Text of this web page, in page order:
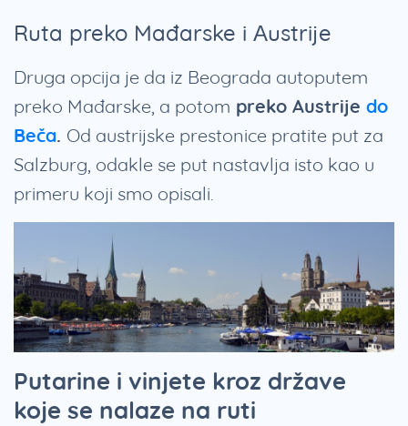
Ruta preko Mađarske i Austrije
Druga opcija je da iz Beograda autoputem
preko Mađarske, a potom preko Austrije do
Beča. Od austrijske prestonice pratite put za
Salzburg, odakle se put nastavlja isto kao u
primeru koji smo opisali.
Putarine i vinjete kroz države
koje se nalaze na ruti